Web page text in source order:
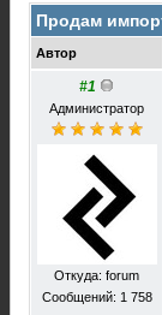
Продам
Автор
#1
Администратор
Откуда: forum
Сообщений: 1 758